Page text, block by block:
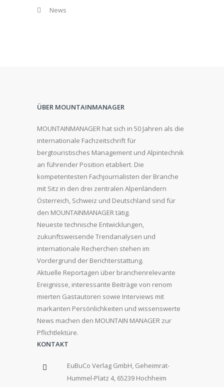
News
ÜBER MOUNTAINMANAGER
MOUNTAINMANAGER hat sich in 50 Jahren als die
internationale Fachzeitschrift für
bergtouristisches Management und Alpintechnik
an führender Position etabliert. Die
kompetentesten Fachjournalisten der Branche
mit Sitz in den drei zentralen Alpenländern
Österreich, Schweiz und Deutschland sind für
den MOUNTAINMANAGER tätig.
Neueste technische Entwicklungen,
zukunftsweisende Trendanalysen und
internationale Recherchen stehen im
Vordergrund der Berichterstattung.
Aktuelle Reportagen über branchenrelevante
Ereignisse, interessante Beiträge von renom
mierten Gastautoren sowie Interviews mit
markanten Persönlichkeiten und wissenswerte
News machen den MOUNTAIN MANAGER zur
Pflichtlektüre.
KONTAKT
EuBuCo Verlag GmbH, Geheimrat-
Hummel-Platz 4, 65239 Hochheim